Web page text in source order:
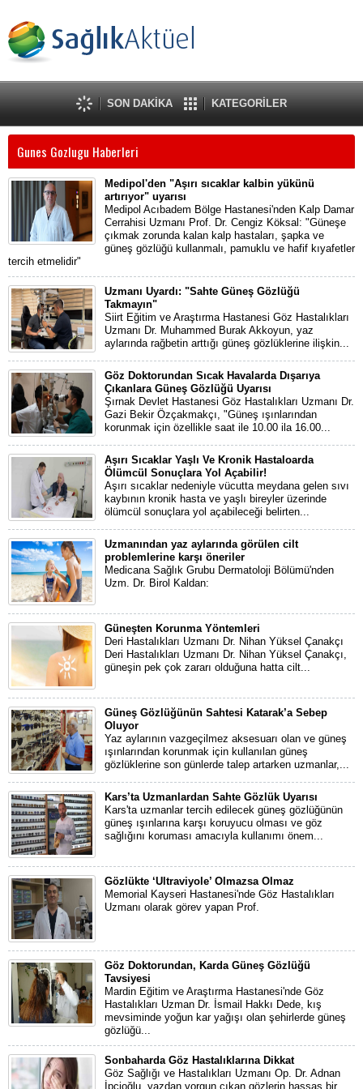
SON DAKİKA KATEGORİLER
Gunes Gozlugu Haberleri
Medipol'den "Aşırı sıcaklar kalbin yükünü
artırıyor" uyarısı
Medipol Acıbadem Bölge Hastanesi'nden Kalp Damar
Cerrahisi Uzmanı Prof. Dr. Cengiz Köksal: "Güneşe
çıkmak zorunda kalan kalp hastaları, şapka ve
güneş gözlüğü kullanmalı, pamuklu ve hafif kıyafetler
tercih etmelidir"
Uzmanı Uyardı: "Sahte Güneş Gözlüğü
Takmayın"
Siirt Eğitim ve Araştırma Hastanesi Göz Hastalıkları
Uzmanı Dr. Muhammed Burak Akkoyun, yaz
aylarında rağbetin arttığı güneş gözlüklerine ilişkin...
Göz Doktorundan Sıcak Havalarda Dışarıya
Çıkanlara Güneş Gözlüğü Uyarısı
Şırnak Devlet Hastanesi Göz Hastalıkları Uzmanı Dr.
Gazi Bekir Özçakmakçı, "Güneş ışınlarından
korunmak için özellikle saat ile 10.00 ila 16.00...
Aşırı Sıcaklar Yaşlı Ve Kronik Hastaloarda
Ölümcül Sonuçlara Yol Açabilir!
Aşırı sıcaklar nedeniyle vücutta meydana gelen sıvı
kaybının kronik hasta ve yaşlı bireyler üzerinde
ölümcül sonuçlara yol açabileceği belirten...
Uzmanından yaz aylarında görülen cilt
problemlerine karşı öneriler
Medicana Sağlık Grubu Dermatoloji Bölümü'nden
Uzm. Dr. Birol Kaldan:
Güneşten Korunma Yöntemleri
Deri Hastalıkları Uzmanı Dr. Nihan Yüksel Çanakçı
Deri Hastalıkları Uzmanı Dr. Nihan Yüksel Çanakçı,
güneşin pek çok zararı olduğuna hatta cilt...
Güneş Gözlüğünün Sahtesi Katarak’a Sebep
Oluyor
Yaz aylarının vazgeçilmez aksesuarı olan ve güneş
ışınlarından korunmak için kullanılan güneş
gözlüklerine son günlerde talep artarken uzmanlar,...
Kars’ta Uzmanlardan Sahte Gözlük Uyarısı
Kars'ta uzmanlar tercih edilecek güneş gözlüğünün
güneş ışınlarına karşı koruyucu olması ve göz
sağlığını koruması amacıyla kullanımı önem...
Gözlükte ‘Ultraviyole’ Olmazsa Olmaz
Memorial Kayseri Hastanesi'nde Göz Hastalıkları
Uzmanı olarak görev yapan Prof.
Göz Doktorundan, Karda Güneş Gözlüğü
Tavsiyesi
Mardin Eğitim ve Araştırma Hastanesi'nde Göz
Hastalıkları Uzman Dr. İsmail Hakkı Dede, kış
mevsiminde yoğun kar yağışı olan şehirlerde güneş
gözlüğü...
Sonbaharda Göz Hastalıklarına Dikkat
Göz Sağlığı ve Hastalıkları Uzmanı Op. Dr. Adnan
İpçioğlu, yazdan yorgun çıkan gözlerin hassas bir